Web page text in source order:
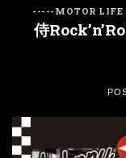
-----MOTOR LIFE
侍